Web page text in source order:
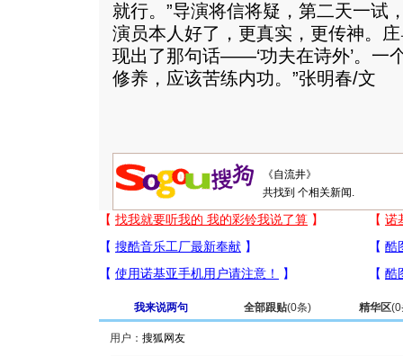
就行。”导演将信将疑，第二天一试
演员本人好了，更真实，更传神。
现出了那句话——‘功夫在诗外’。一
修养，应该苦练内功。”张明春/文
共找到 个相关新闻.
我来说两句 全部跟贴(0条) 精华区(0
用户：